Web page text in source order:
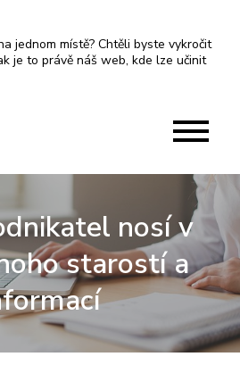
jednom místě? Chtěli byste vykročit
je to právě náš web, kde lze učinit
nosí v
starostí a